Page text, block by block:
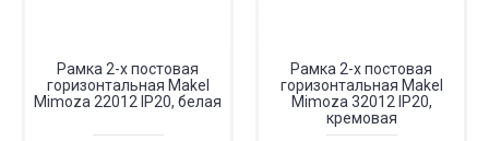
Рамка 2-х постовая
горизонтальная Makel
Mimoza 22012 IP20, белая
Рамка 2-х постовая
горизонтальная Makel
Mimoza 32012 IP20,
кремовая